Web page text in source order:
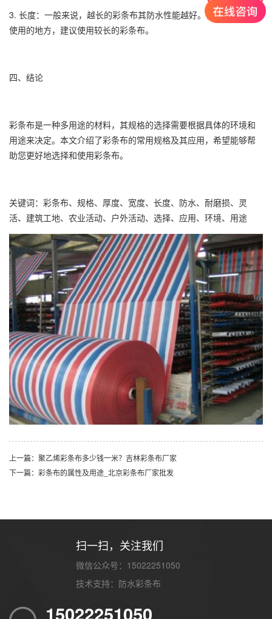
3. 长度：一般来说，越长的彩条布其防水性能越好。在需要长时间
使用的地方，建议使用较长的彩条布。
四、结论
彩条布是一种多用途的材料，其规格的选择需要根据具体的环境和
用途来决定。本文介绍了彩条布的常用规格及其应用，希望能够帮
助您更好地选择和使用彩条布。
关键词：彩条布、规格、厚度、宽度、长度、防水、耐磨损、灵
活、建筑工地、农业活动、户外活动、选择、应用、环境、用途
上一篇：聚乙烯彩条布多少钱一米？吉林彩条布厂家
下一篇：彩条布的属性及用途_北京彩条布厂家批发
扫一扫，关注我们
微信公众号：15022251050
技术支持： 防水彩条布
15022251050